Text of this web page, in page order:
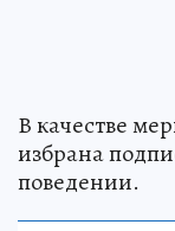
В качестве
избрана
поведении.